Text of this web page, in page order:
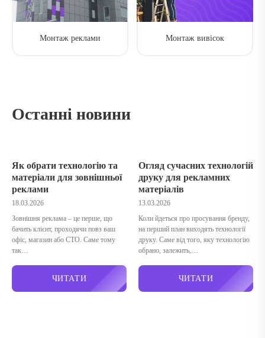
Монтаж реклами Монтаж вивісок
Останні новини
Як обрати технологію та
матеріали для зовнішньої
реклами
18.03.2026
Зовнішня реклама – це перше, що
бачить клієнт, проходячи повз ваш
офіс, магазин або СТО. Саме тому
так…
ЧИТАТИ
Огляд сучасних технологій
друку для рекламних
матеріалів
13.03.2026
Коли йдеться про просування бренду,
на перший план виходять технології
друку. Саме від того, яку технологію
обрано, залежить,…
ЧИТАТИ